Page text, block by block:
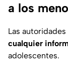
a los
Las
cualquier
adolescentes.